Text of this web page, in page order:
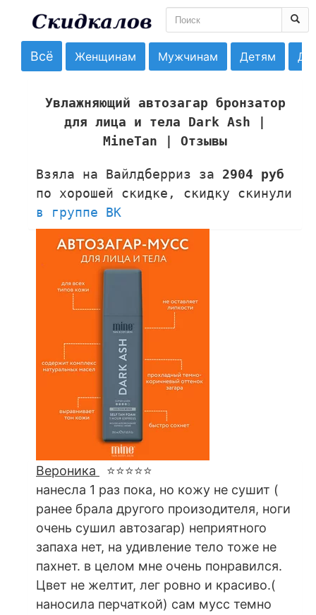
Всё Женщинам Мужчинам Детям
Увлажняющий автозагар бронзатор
для лица и тела Dark Ash |
MineTan | Отзывы
Взяла на Вайлдберриз за 2904 руб
по хорошей скидке, скидку скинули
в группе ВК
Вероника
⭐⭐⭐⭐⭐
нанесла 1 раз пока, но кожу не сушит (
ранее брала другого произодителя, ноги
очень сушил автозагар) неприятного
запаха нет, на удивление тело тоже не
пахнет. в целом мне очень понравился.
Цвет не желтит, лег ровно и красиво.(
наносила перчаткой) сам мусс темно